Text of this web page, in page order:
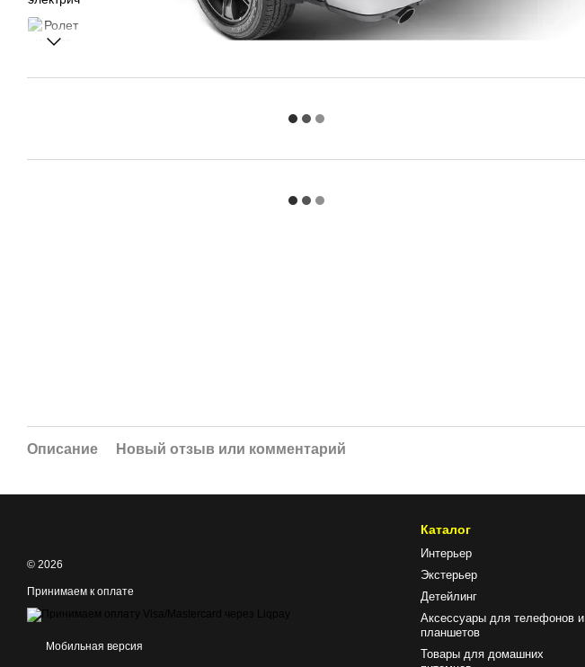
Описание Новый отзыв или комментарий
© 2026
Принимаем к оплате
Мобильная версия
Каталог
Интерьер
Экстерьер
Детейлинг
Аксессуары для телефонов и
планшетов
Товары для домашних